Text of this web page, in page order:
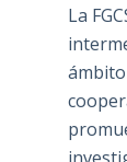
La